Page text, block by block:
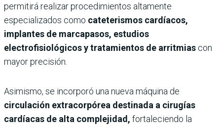
permitirá realizar procedimientos altamente
especializados como cateterismos cardíacos,
implantes de marcapasos, estudios
electrofisiológicos y tratamientos de arritmias con
mayor precisión.
Asimismo, se incorporó una nueva máquina de
circulación extracorpórea destinada a cirugías
cardíacas de alta complejidad, fortaleciendo la